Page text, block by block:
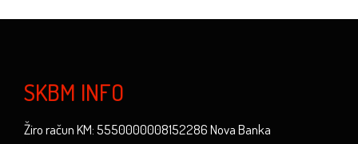
SKBM INFO
Žiro račun KM: 5550000008152286 Nova Banka